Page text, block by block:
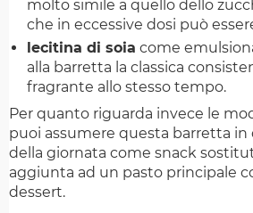
molto simile a quello dello
che in eccessive dosi può
lecitina di soia come
alla barretta la classica
fragrante allo stesso tempo.
Per quanto riguarda invece le
puoi assumere questa barretta
della giornata come snack
aggiunta ad un pasto principale
dessert.